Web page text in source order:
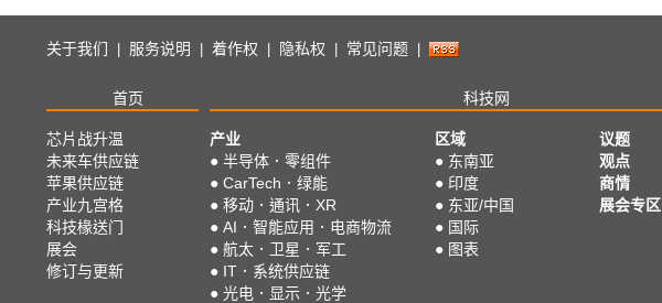
关于我们 服务说明 着作权 隐私权 常见问题
首页 科技网
芯片战升温
未来车供应链
苹果供应链
产业九宫格
科技椽送门
展会
修订与更新
产业
● 半导体．零组件
● CarTech．绿能
● 移动．通讯．XR
● AI．智能应用．电商物流
● 航太．卫星．军工
● IT．系统供应链
● 光电．显示．光学
区域
● 东南亚
● 印度
● 东亚/中国
● 国际
● 图表
议题
观点
商情
展会专区